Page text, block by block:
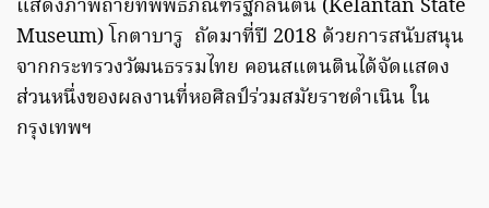
แสดงภาพถ่ายที่พิพิธภัณฑ์รัฐกลันตัน (Kelantan State
Museum) โกตาบารู ถัดมาที่ปี 2018 ด้วยการสนับสนุน
จากกระทรวงวัฒนธรรมไทย คอนสแตนตินได้จัดแสดง
ส่วนหนึ่งของผลงานที่หอศิลป์ร่วมสมัยราชดำเนิน ใน
กรุงเทพฯ